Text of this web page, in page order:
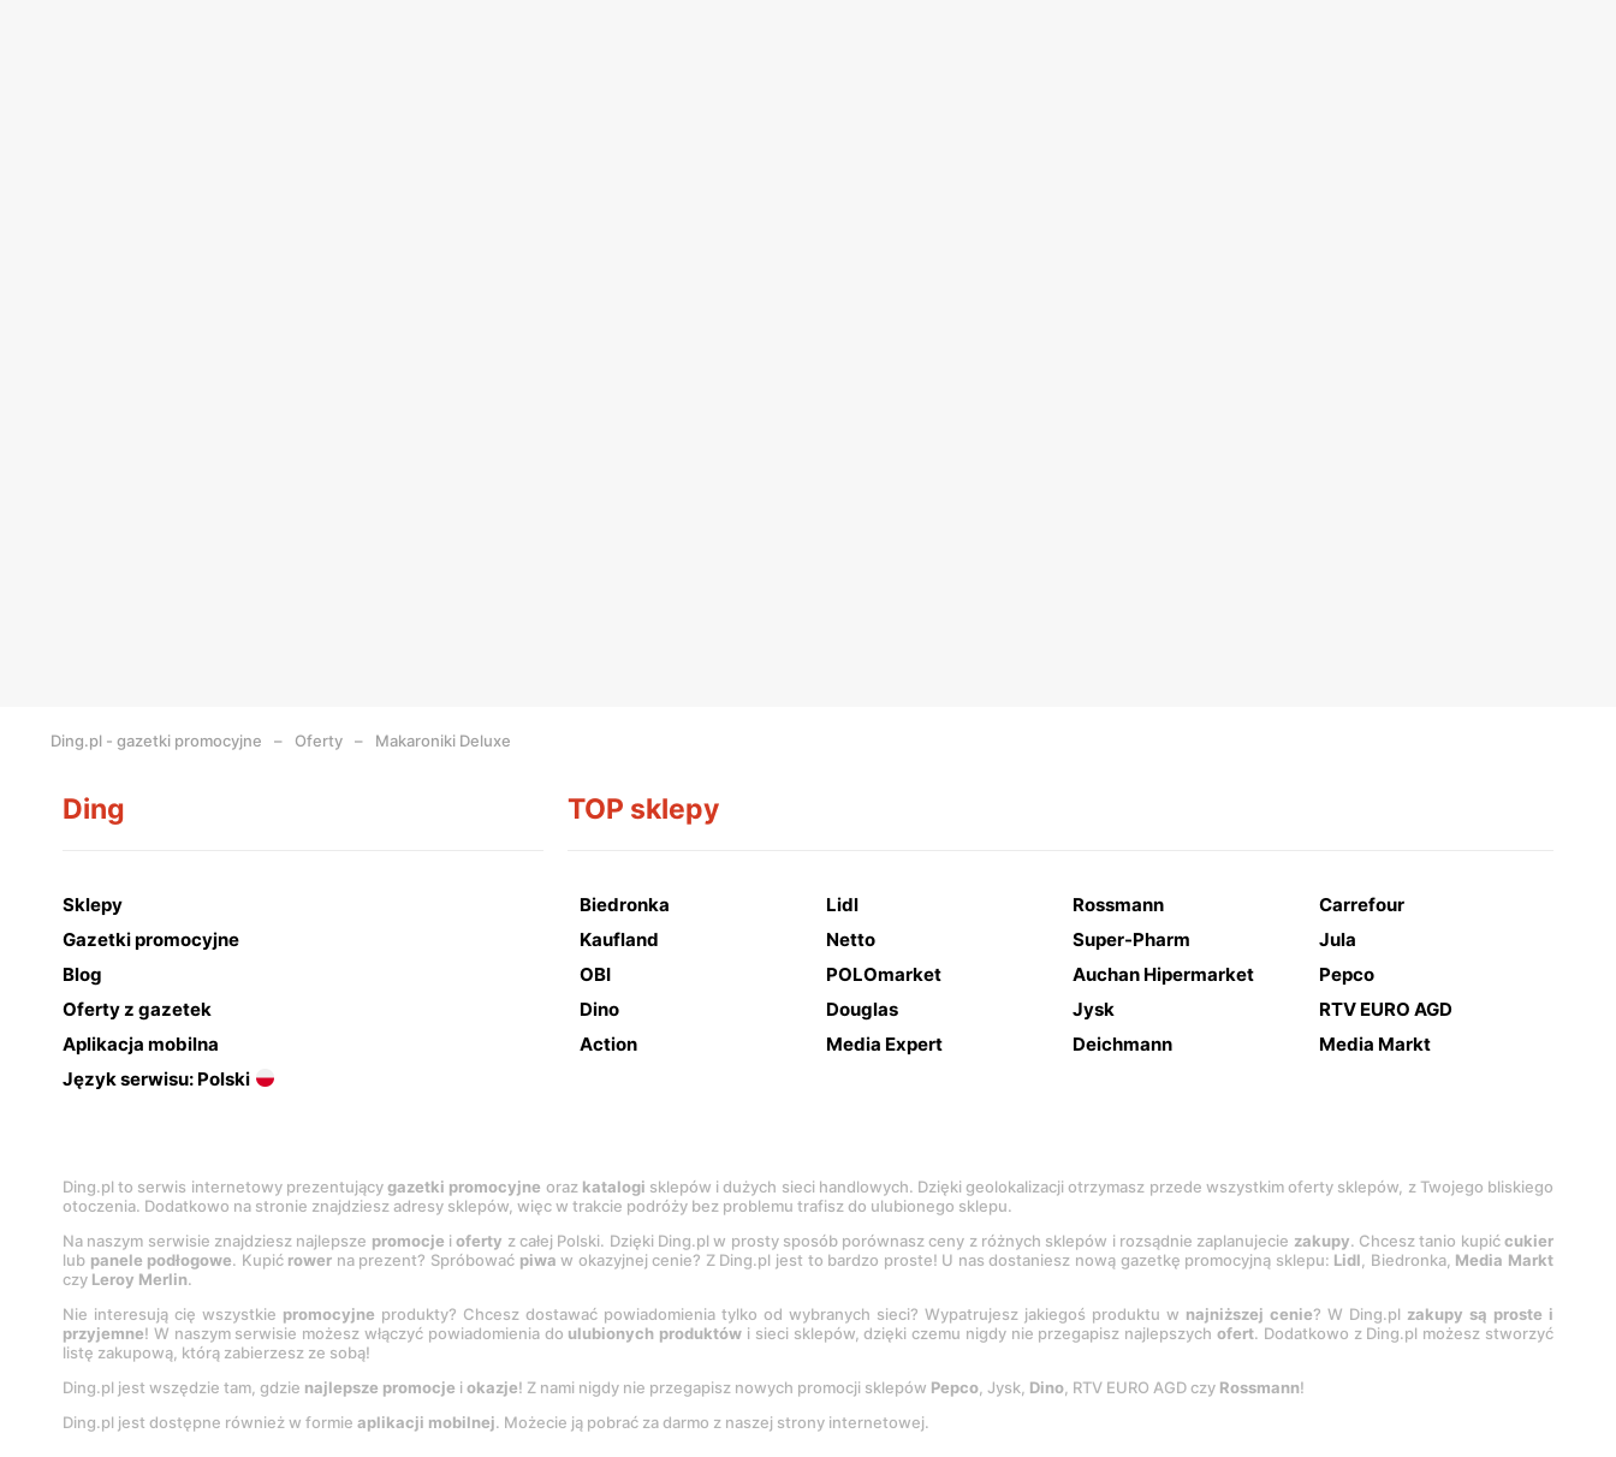
Ding.pl - gazetki promocyjne Oferty Makaroniki Deluxe
Ding
Sklepy
Gazetki promocyjne
Blog
Oferty z gazetek
Aplikacja mobilna
Język serwisu: Polski
TOP sklepy
Biedronka Lidl Rossmann
Carrefour
Kaufland
Netto Super-Pharm
Jula
OBI
POLOmarket Auchan Hipermarket
Pepco
Dino
Douglas Jysk
RTV EURO AGD
Action
Media Expert Deichmann Media Markt
Ding.pl to serwis internetowy prezentującygazetki promocyjne oraz katalogi sklepów i dużych sieci handlowych. Dzięki geolokalizacji otrzymasz przede wszystkim oferty sklepów, z Twojego bliskiego
otoczenia. Dodatkowo na stronie znajdziesz adresy sklepów, więc w trakcie podróży bez problemu trafisz do ulubionego sklepu.
Na naszym serwisie znajdziesz najlepsze promocje ioferty z całej Polski. Dzięki Ding.pl w prosty sposób porównasz ceny z różnych sklepów i rozsądnie zaplanujecie zakupy. Chcesz tanio kupićcukier
lub panele podłogowe. Kupić rower na prezent? Spróbować piwa w okazyjnej cenie? Z Ding.pl jest to bardzo proste! U nas dostaniesz nową gazetkę promocyjną sklepu: Lidl, Biedronka, Media Markt
czy Leroy Merlin.
Nie interesują cię wszystkie promocyjne produkty? Chcesz dostawać powiadomienia tylko od wybranych sieci? Wypatrujesz jakiegoś produktu w najniższej cenie? W Ding.pl zakupy są proste i
przyjemne! W naszym serwisie możesz włączyć powiadomienia do ulubionych produktów i sieci sklepów, dzięki czemu nigdy nie przegapisz najlepszychofert. Dodatkowo z Ding.pl możesz stworzyć
listę zakupową, którą zabierzesz ze sobą!
Ding.pl jest wszędzie tam, gdzie najlepsze promocje i okazje! Z nami nigdy nie przegapisz nowych promocji sklepów Pepco, Jysk, Dino, RTV EURO AGD czy Rossmann!
Ding.pl jest dostępne również w formie aplikacji mobilnej. Możecie ją pobrać za darmo z naszej strony internetowej.